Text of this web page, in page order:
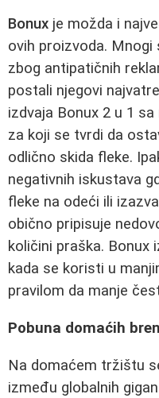
Bonux je možda i
ovih proizvoda. Mnogi
zbog antipatičnih
postali njegovi
izdvaja Bonux 2 u 1
za koji se tvrdi da
odlično skida fleke.
negativnih iskustava
fleke na odeći ili
obično pripisuje
količini praška. Bonux
kada se koristi u
pravilom da manje
Pobuna domaćih
Na domaćem tržištu
između globalnih